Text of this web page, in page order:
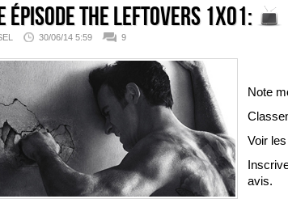
épisodeThe Leftovers 1x01:
30/06/14 5:59 9
Note
Voir
avis.